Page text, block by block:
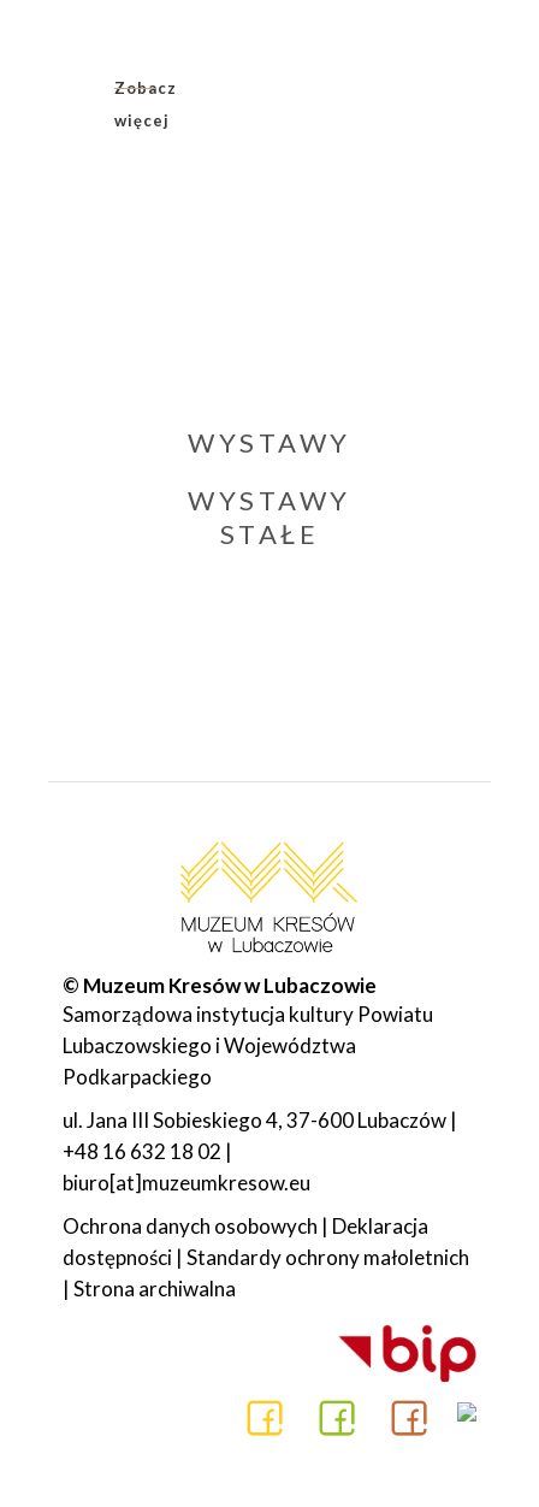
Zobacz
więcej
WYSTAWY
WYSTAWY
STAŁE
© Muzeum Kresów w Lubaczowie
Samorządowa instytucja kultury Powiatu
Lubaczowskiego i Województwa
Podkarpackiego
ul. Jana III Sobieskiego 4, 37-600 Lubaczów |
+48 16 632 18 02 |
biuro[at]muzeumkresow.eu
Ochrona danych osobowych | Deklaracja
dostępności | Standardy ochrony małoletnich
| Strona archiwalna